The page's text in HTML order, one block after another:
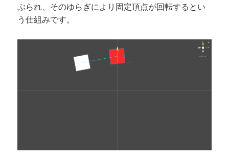
ぶられ、そのゆらぎにより固定頂点が回転するとい
う仕組みです。